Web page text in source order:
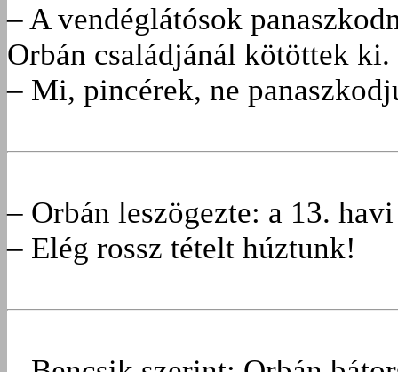
– A vendéglátósok
Orbán családjánál kötöttek ki.
– Mi, pincérek, ne
– Orbán leszögezte: a 13.
– Elég rossz tételt húztunk!